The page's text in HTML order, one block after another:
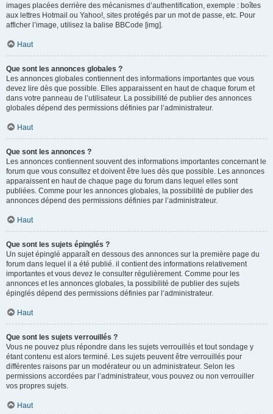
images placées derrière des mécanismes d’authentification, exemple : boîtes
aux lettres Hotmail ou Yahoo!, sites protégés par un mot de passe, etc. Pour
afficher l’image, utilisez la balise BBCode [img].
Haut
Que sont les annonces globales ?
Les annonces globales contiennent des informations importantes que vous
devez lire dès que possible. Elles apparaissent en haut de chaque forum et
dans votre panneau de l’utilisateur. La possibilité de publier des annonces
globales dépend des permissions définies par l’administrateur.
Haut
Que sont les annonces ?
Les annonces contiennent souvent des informations importantes concernant le
forum que vous consultez et doivent être lues dès que possible. Les annonces
apparaissent en haut de chaque page du forum dans lequel elles sont
publiées. Comme pour les annonces globales, la possibilité de publier des
annonces dépend des permissions définies par l’administrateur.
Haut
Que sont les sujets épinglés ?
Un sujet épinglé apparaît en dessous des annonces sur la première page du
forum dans lequel il a été publié. il contient des informations relativement
importantes et vous devez le consulter régulièrement. Comme pour les
annonces et les annonces globales, la possibilité de publier des sujets
épinglés dépend des permissions définies par l’administrateur.
Haut
Que sont les sujets verrouillés ?
Vous ne pouvez plus répondre dans les sujets verrouillés et tout sondage y
étant contenu est alors terminé. Les sujets peuvent être verrouillés pour
différentes raisons par un modérateur ou un administrateur. Selon les
permissions accordées par l’administrateur, vous pouvez ou non verrouiller
vos propres sujets.
Haut